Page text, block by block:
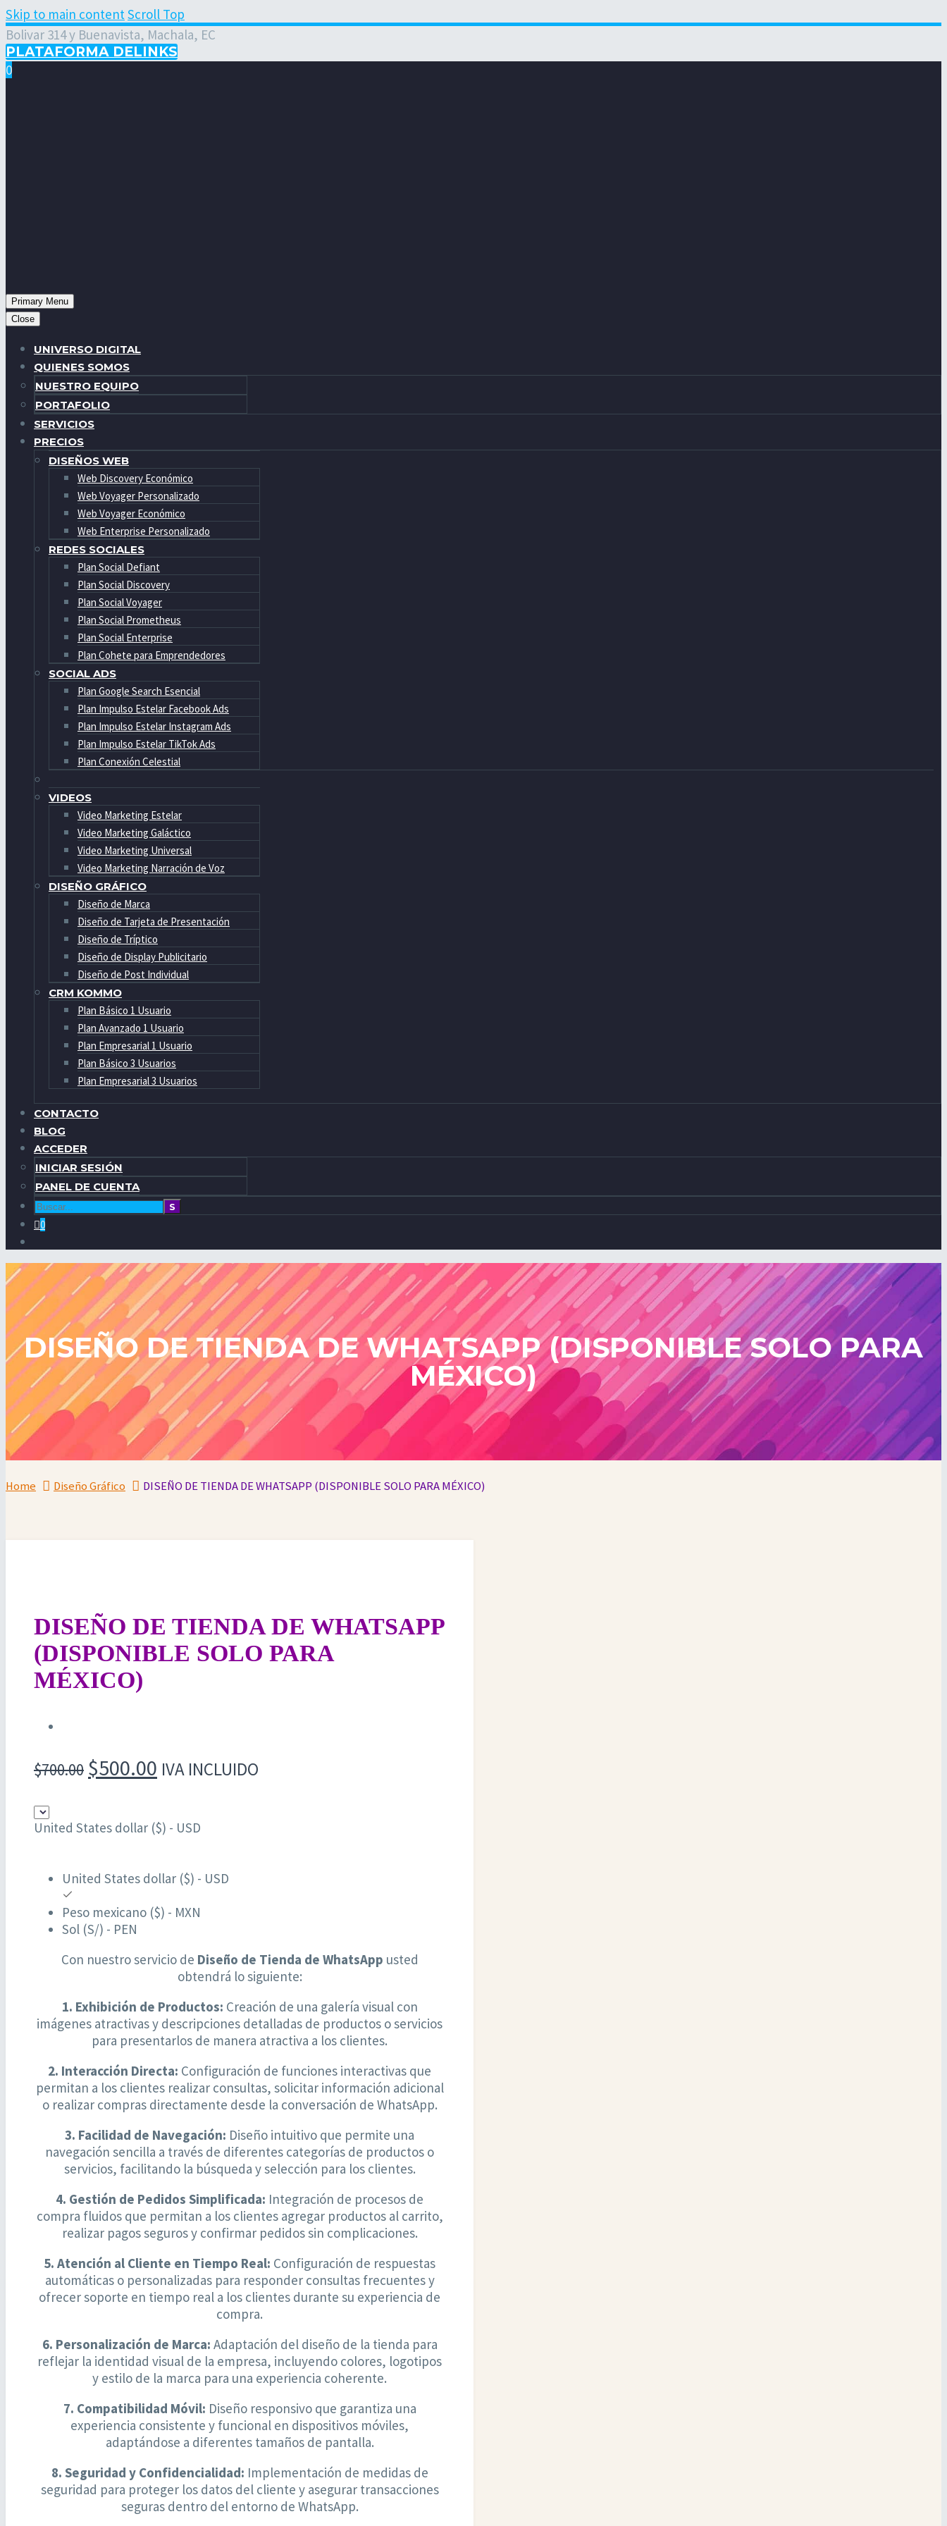
Skip to main contentScroll Top
Bolivar 314 y Buenavista, Machala, EC
PLATAFORMA DELINKS
0
Primary Menu
Close
UNIVERSO DIGITAL
QUIENES SOMOS
NUESTRO EQUIPO
PORTAFOLIO
SERVICIOS
PRECIOS
DISEÑOS WEB
Web Discovery Económico
Web Voyager Personalizado
Web Voyager Económico
Web Enterprise Personalizado
REDES SOCIALES
Plan Social Defiant
Plan Social Discovery
Plan Social Voyager
Plan Social Prometheus
Plan Social Enterprise
Plan Cohete para Emprendedores
SOCIAL ADS
Plan Google Search Esencial
Plan Impulso Estelar Facebook Ads
Plan Impulso Estelar Instagram Ads
Plan Impulso Estelar TikTok Ads
Plan Conexión Celestial
VIDEOS
Video Marketing Estelar
Video Marketing Galáctico
Video Marketing Universal
Video Marketing Narración de Voz
DISEÑO GRÁFICO
Diseño de Marca
Diseño de Tarjeta de Presentación
Diseño de Tríptico
Diseño de Display Publicitario
Diseño de Post Individual
CRM KOMMO
Plan Básico 1 Usuario
Plan Avanzado 1 Usuario
Plan Empresarial 1 Usuario
Plan Básico 3 Usuarios
Plan Empresarial 3 Usuarios
CONTACTO
BLOG
ACCEDER
INICIAR SESIÓN
PANEL DE CUENTA
0
DISEÑO DE TIENDA DE WHATSAPP (DISPONIBLE SOLO PARA
MÉXICO)
Home Diseño Gráfico DISEÑO DE TIENDA DE WHATSAPP (DISPONIBLE SOLO PARA MÉXICO)
DISEÑO DE TIENDA DE WHATSAPP
(DISPONIBLE SOLO PARA
MÉXICO)
$700.00 El
era:
$500.00 El
actual
es:
IVA INCLUIDO
United States dollar ($) - USD
United States dollar ($) - USD
Peso mexicano ($) - MXN
Sol (S/) - PEN
Con nuestro servicio de Diseño de Tienda de WhatsApp usted
obtendrá lo siguiente:
1. Exhibición de Productos: Creación de una galería visual con
imágenes atractivas y descripciones detalladas de productos o servicios
para presentarlos de manera atractiva a los clientes.
2. Interacción Directa: Configuración de funciones interactivas que
permitan a los clientes realizar consultas, solicitar información adicional
o realizar compras directamente desde la conversación de WhatsApp.
3. Facilidad de Navegación: Diseño intuitivo que permite una
navegación sencilla a través de diferentes categorías de productos o
servicios, facilitando la búsqueda y selección para los clientes.
4. Gestión de Pedidos Simplificada: Integración de procesos de
compra fluidos que permitan a los clientes agregar productos al carrito,
realizar pagos seguros y confirmar pedidos sin complicaciones.
5. Atención al Cliente en Tiempo Real: Configuración de respuestas
automáticas o personalizadas para responder consultas frecuentes y
ofrecer soporte en tiempo real a los clientes durante su experiencia de
compra.
6. Personalización de Marca: Adaptación del diseño de la tienda para
reflejar la identidad visual de la empresa, incluyendo colores, logotipos
y estilo de la marca para una experiencia coherente.
7. Compatibilidad Móvil: Diseño responsivo que garantiza una
experiencia consistente y funcional en dispositivos móviles,
adaptándose a diferentes tamaños de pantalla.
8. Seguridad y Confidencialidad: Implementación de medidas de
seguridad para proteger los datos del cliente y asegurar transacciones
seguras dentro del entorno de WhatsApp.